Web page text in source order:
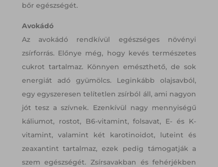
bőr egészségét.
Avokádó
Az avokádó rendkívül egészséges növényi
zsírforrás. Előnye még, hogy kevés természetes
cukrot tartalmaz. Könnyen emészthető, de sok
energiát adó gyümölcs. Leginkább olajsavból,
egy egyszeresen telítetlen zsírból áll, ami nagyon
jót tesz a szívnek. Ezenkívül nagy mennyiségű
káliumot, rostot, B6-vitamint, folsavat, E- és K-
vitamint, valamint két karotinoidot, luteint és
zeaxantint tartalmaz, ezek pedig támogatják a
szem egészségét. Zsírsavakban és fehérjékben